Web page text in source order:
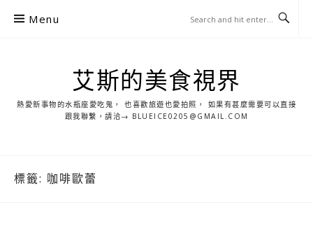
Menu
艾斯的美食視界
熱愛新事物的水瓶座愛吃鬼， 也喜歡旅遊也愛拍照， 如果有甚麼需要可以直接
跟我聯繫，請洽→ BLUEICE0205@GMAIL.COM
標籤: 咖啡歐蕾